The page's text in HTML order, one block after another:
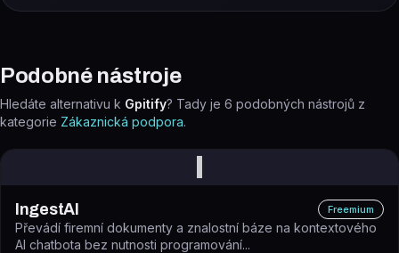
Podobné nástroje
Hledáte alternativu k Gpitify? Tady je 6 podobných nástrojů z
kategorie Zákaznická podpora.
I
IngestAI Freemium
Převádí firemní dokumenty a znalostní báze na kontextového
AI chatbota bez nutnosti programování...